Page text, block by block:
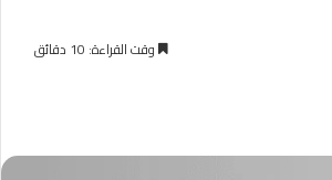
وقت القراءة: 10 دقائق